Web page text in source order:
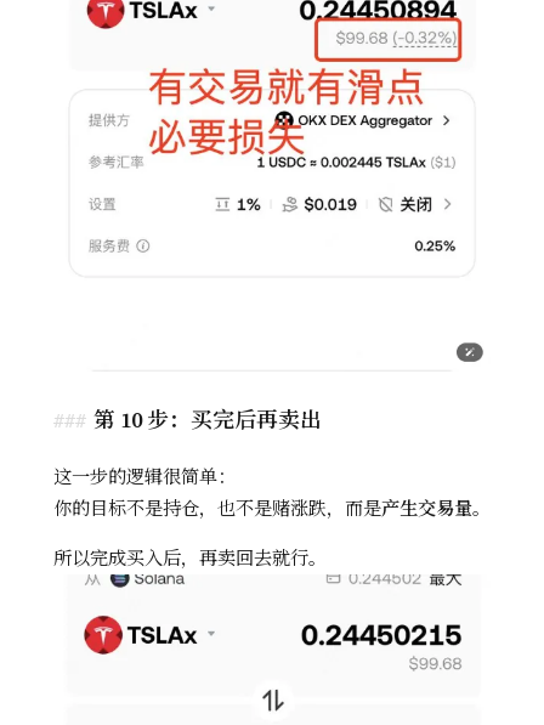
第 10 步：买完后再卖出
这一步的逻辑很简单：
你的目标不是持仓，也不是赌涨跌，而是产生交易量。
所以完成买入后，再卖回去就行。